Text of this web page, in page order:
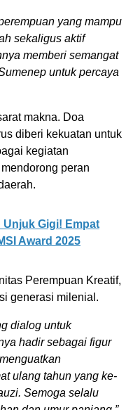
yang mampu
sekaligus aktif
memberi semangat
untuk percaya
makna. Doa
diberi kekuatan untuk
kegiatan
peran
Unjuk Gigi! Empat
Award 2025
Perempuan Kreatif,
generasi milenial.
dialog untuk
hadir sebagai figur
ulang tahun yang ke-
Semoga selalu